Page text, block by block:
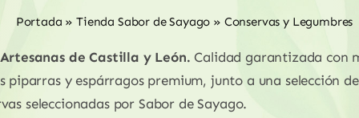
Portada »Tienda Sabor de Sayago » Conservas y Legumbres
de Castilla y León. Calidad garantizada con
piparras y espárragos premium, junto a una selección
seleccionadas por Sabor de Sayago.